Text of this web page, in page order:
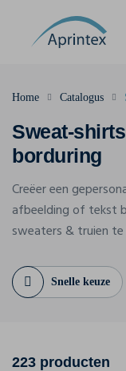
Sweat-
borduring
Home Catalogus
Creëer een
afbeelding of tekst
sweaters & truien te
Snelle keuze
223 producten